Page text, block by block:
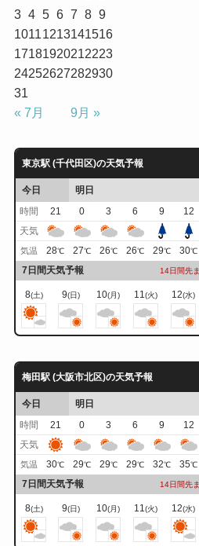
3 4 5 6 7 8 9
10111213141516
17181920212223
24252627282930
31
« 7月
9月 »
東京駅 (千代田区)の天気予報
今日 明日
時間
21 0 3 6 9 12
天気
気温 28℃ 27℃ 26℃ 26℃ 29℃ 30℃
7日間天気予報 14日間先
8(土) 9(日) 10(月) 11(火) 12(水)
梅田駅 (大阪市北区)の天気予報
今日 明日
時間
21 0 3 6 9 12
天気
気温 30℃ 29℃ 29℃ 29℃ 32℃ 35℃
7日間天気予報 14日間先
8(土) 9(日) 10(月) 11(火) 12(水)